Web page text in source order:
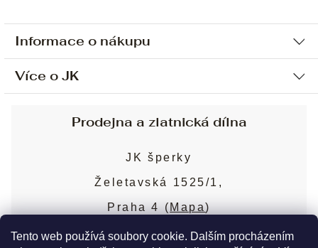
Tento web používá soubory cookie. Dalším procházením
Informace o nákupu
Ochrana osobních údajů
Sjednání osobní schůzky
Obchodní podmínky
Puncovní značky
Více o JK
Blog
Nejčastější dotazy
Prodejna a zlatnická dílna
JK šperky
Želetavská 1525/1,
Praha 4 ( Mapa)
Více o prodejně